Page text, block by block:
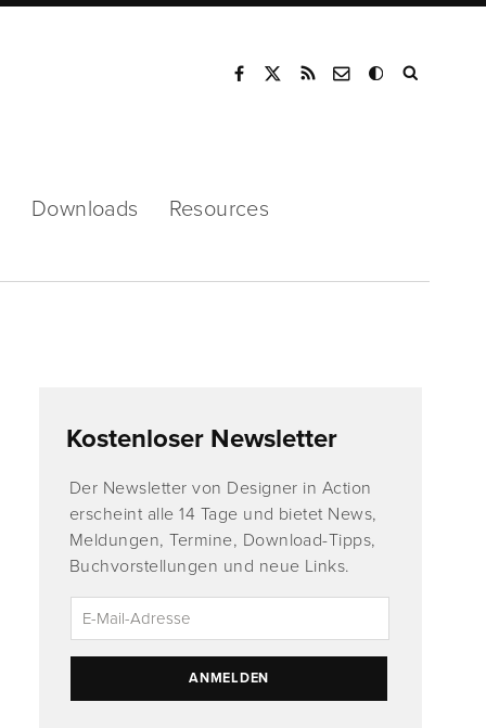
Downloads Resources
Kostenloser Newsletter
Der Newsletter von Designer in Action
erscheint alle 14 Tage und bietet News,
Meldungen, Termine, Download-Tipps,
Buchvorstellungen und neue Links.